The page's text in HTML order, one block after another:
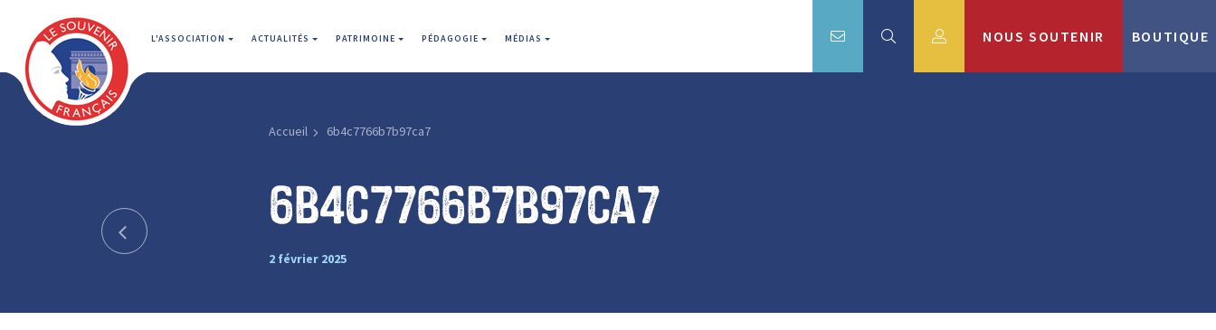
L'ASSOCIATION ACTUALITÉS PATRIMOINE PÉDAGOGIE MÉDIAS NOUS SOUTENIR BOUTIQUE
Accueil 6b4c7766b7b97ca7
6b4c7766b7b97ca7
2 février 2025